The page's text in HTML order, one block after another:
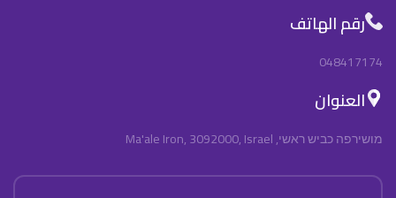
رقم الهاتف
048417174
العنوان
מושירפה כביש ראשי, Ma'ale Iron, 3092000, Israel